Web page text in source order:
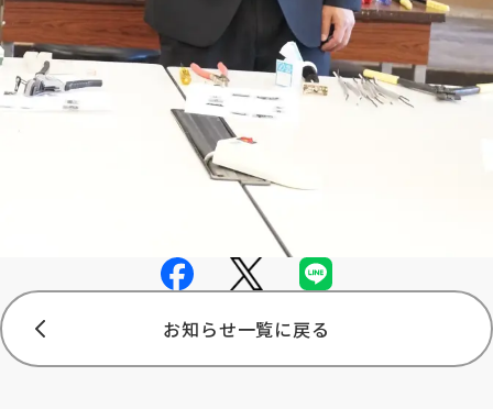
お知らせ一覧に戻る